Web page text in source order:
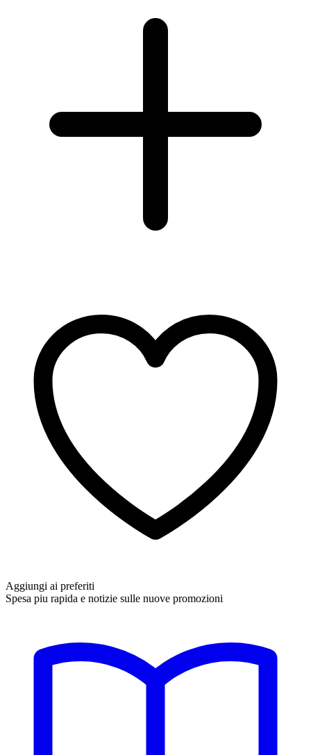
Aggiungi ai preferiti
Spesa piu rapida e notizie sulle nuove promozioni